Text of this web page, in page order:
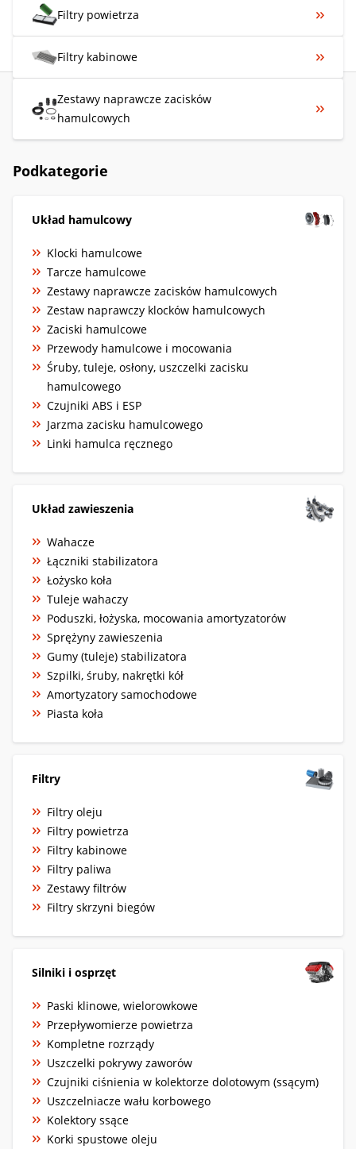
Filtry powietrza
Filtry kabinowe
Zestawy naprawcze zacisków
hamulcowych
Podkategorie
Układ hamulcowy
Klocki hamulcowe
Tarcze hamulcowe
Zestawy naprawcze zacisków hamulcowych
Zestaw naprawczy klocków hamulcowych
Zaciski hamulcowe
Przewody hamulcowe i mocowania
Śruby, tuleje, osłony, uszczelki zacisku
hamulcowego
Czujniki ABS i ESP
Jarzma zacisku hamulcowego
Linki hamulca ręcznego
Układ zawieszenia
Wahacze
Łączniki stabilizatora
Łożysko koła
Tuleje wahaczy
Poduszki, łożyska, mocowania amortyzatorów
Sprężyny zawieszenia
Gumy (tuleje) stabilizatora
Szpilki, śruby, nakrętki kół
Amortyzatory samochodowe
Piasta koła
Filtry
Filtry oleju
Filtry powietrza
Filtry kabinowe
Filtry paliwa
Zestawy filtrów
Filtry skrzyni biegów
Silniki i osprzęt
Paski klinowe, wielorowkowe
Przepływomierze powietrza
Kompletne rozrządy
Uszczelki pokrywy zaworów
Czujniki ciśnienia w kolektorze dolotowym (ssącym)
Uszczelniacze wału korbowego
Kolektory ssące
Korki spustowe oleju